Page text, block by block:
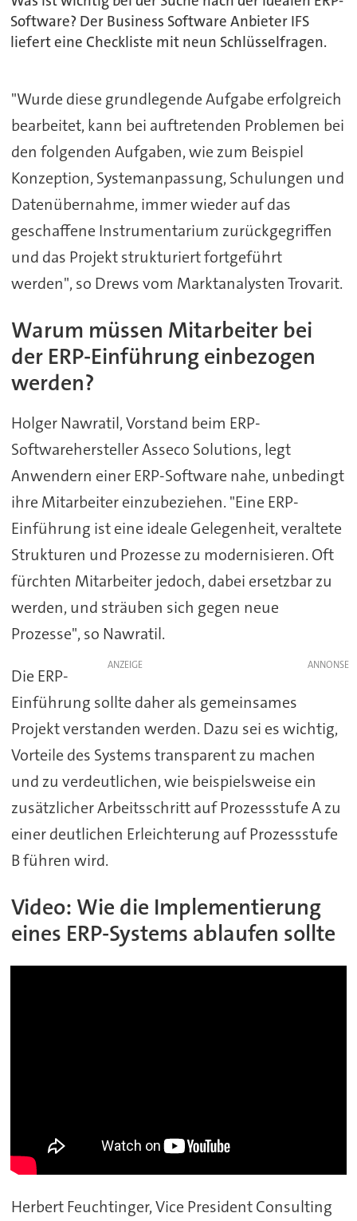
Software? Der Business Software Anbieter IFS
liefert eine Checkliste mit neun Schlüsselfragen.
"Wurde diese grundlegende Aufgabe erfolgreich
bearbeitet, kann bei auftretenden Problemen bei
den folgenden Aufgaben, wie zum Beispiel
Konzeption, Systemanpassung, Schulungen und
Datenübernahme, immer wieder auf das
geschaffene Instrumentarium zurückgegriffen
und das Projekt strukturiert fortgeführt
werden", so Drews vom Marktanalysten Trovarit.
Warum müssen Mitarbeiter bei
der ERP-Einführung einbezogen
werden?
Holger Nawratil, Vorstand beim ERP-
Softwarehersteller Asseco Solutions, legt
Anwendern einer ERP-Software nahe, unbedingt
ihre Mitarbeiter einzubeziehen. "Eine ERP-
Einführung ist eine ideale Gelegenheit, veraltete
Strukturen und Prozesse zu modernisieren. Oft
fürchten Mitarbeiter jedoch, dabei ersetzbar zu
werden, und sträuben sich gegen neue
Prozesse", so Nawratil.
ANZEIGE
Die ERP-
Einführung sollte daher als gemeinsames
Projekt verstanden werden. Dazu sei es wichtig,
Vorteile des Systems transparent zu machen
und zu verdeutlichen, wie beispielsweise ein
zusätzlicher Arbeitsschritt auf Prozessstufe A zu
einer deutlichen Erleichterung auf Prozessstufe
B führen wird.
Video: Wie die Implementierung
eines ERP-Systems ablaufen sollte
Herbert Feuchtinger, Vice President Consulting